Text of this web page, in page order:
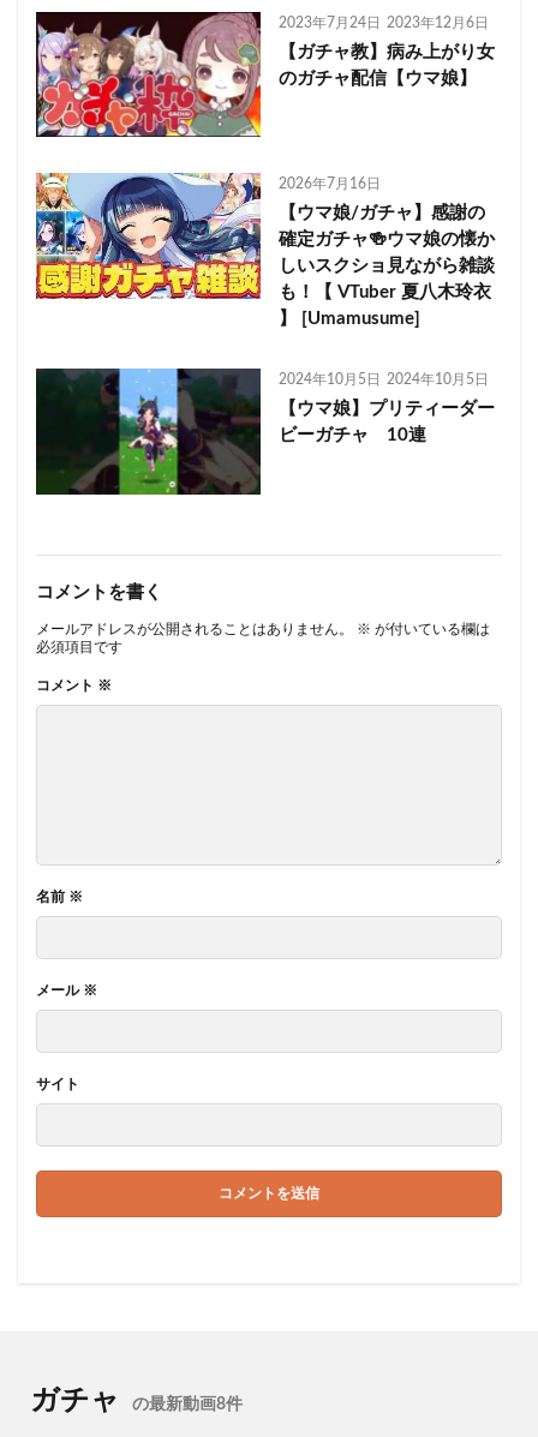
2023年7月24日 2023年12月6日
【ガチャ教】病み上がり女
のガチャ配信【ウマ娘】
2026年7月16日
【ウマ娘/ガチャ】感謝の
確定ガチャ🍻ウマ娘の懐か
しいスクショ見ながら雑談
も！【 VTuber 夏八木玲衣
】 [Umamusume]
2024年10月5日 2024年10月5日
【ウマ娘】プリティーダー
ビーガチャ 10連
コメントを書く
メールアドレスが公開されることはありません。 ※ が付いている欄は
必須項目です
コメント ※
名前 ※
メール ※
サイト
ガチャ の最新動画8件